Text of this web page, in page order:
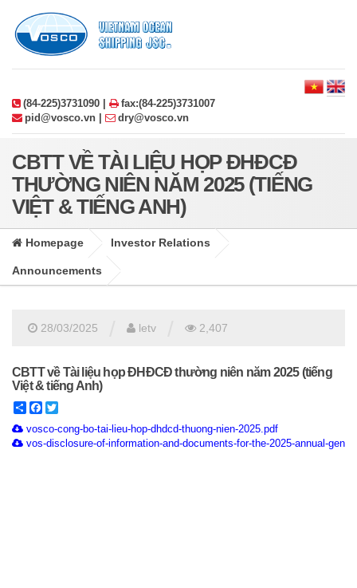
(84-225)3731090 |
fax:(84-225)3731007
pid@vosco.vn |
dry@vosco.vn
CBTT VỀ TÀI LIỆU HỌP ĐHĐCĐ
THƯỜNG NIÊN NĂM 2025 (TIẾNG
VIỆT & TIẾNG ANH)
Homepage Investor Relations
Announcements
28/03/2025 letv 2,407
CBTT về Tài liệu họp ĐHĐCĐ thường niên năm 2025 (tiếng
Việt & tiếng Anh)
ShareFacebook
vosco-cong-bo-tai-lieu-hop-dhdcd-thuong-nien-2025.pdf
vos-disclosure-of-information-and-documents-for-the-2025-annual-